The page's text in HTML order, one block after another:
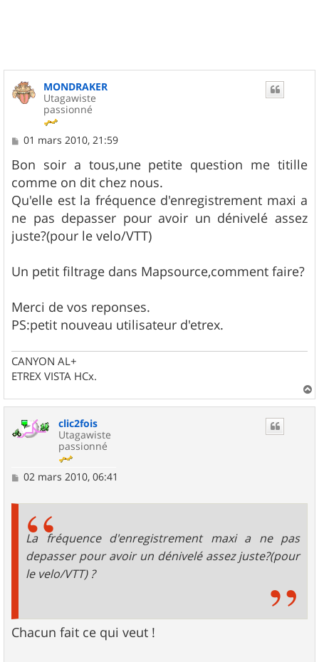
MONDRAKER
Utagawiste
passionné
M
s
s
a
g
e
01 mars 2010, 21:59
Bon soir a tous,une petite question me titille
comme on dit chez nous.
Qu'elle est la fréquence d'enregistrement maxi a
ne pas depasser pour avoir un dénivelé assez
juste?(pour le velo/VTT)
Un petit filtrage dans Mapsource,comment faire?
Merci de vos reponses.
PS:petit nouveau utilisateur d'etrex.
CANYON AL+
ETREX VISTA HCx.
a
clic2fois
Utagawiste
passionné
M
02 mars 2010, 06:41
La fréquence d'enregistrement maxi a ne pas
depasser pour avoir un dénivelé assez juste?(pour
le velo/VTT) ?
Chacun fait ce qui veut !